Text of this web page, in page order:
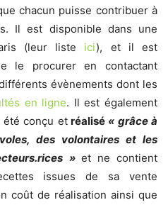
chacun puisse contribuer à
Il est disponible dans une
(leur liste ici), et il est
le procurer en contactant
évènements dont les
en ligne. Il est également
été conçu etréalisé« grâce à
des volontaires et les
» et ne contient
issues de sa vente
coût de réalisation ainsi que